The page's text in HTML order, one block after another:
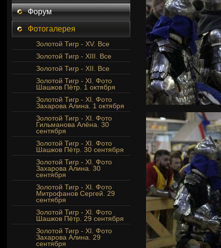
Форум
Фотогалерея
Золотой Тигр - XV. Все
Золотой Тигр - XIII. Все
Золотой Тигр - XII. Все
Золотой Тигр - XI. Фото
Шашков Пётр. 1 октября
Золотой Тигр - XI. Фото
Захарова Алина. 1 октября
Золотой Тигр - XI. Фото
Гильманова Алёна. 30
сентября
Золотой Тигр - XI. Фото
Шашков Пётр. 30 сентября
Золотой Тигр - XI. Фото
Захарова Алина. 30
сентября
Золотой Тигр - XI. Фото
Митрофанов Сергей. 29
сентября
Золотой Тигр - XI. Фото
Шашков Пётр. 29 сентября
Золотой Тигр - XI. Фото
Захарова Алина. 29
сентября